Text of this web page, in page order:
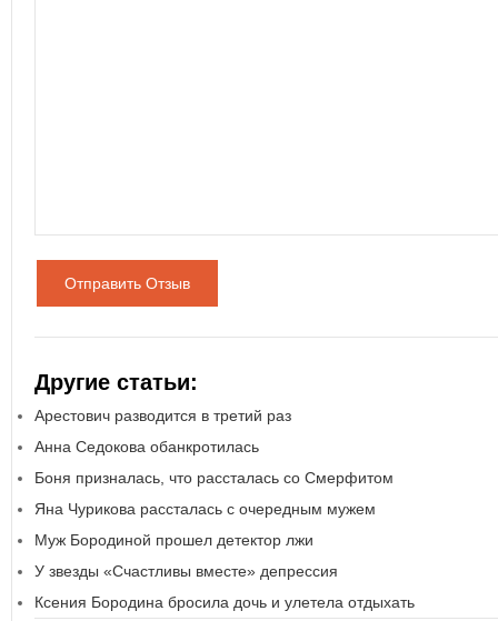
Отправить Отзыв
Другие статьи:
Арестович разводится в третий раз
Анна Седокова обанкротилась
Боня призналась, что рассталась со Смерфитом
Яна Чурикова рассталась с очередным мужем
Муж Бородиной прошел детектор лжи
У звезды «Счастливы вместе» депрессия
Ксения Бородина бросила дочь и улетела отдыхать